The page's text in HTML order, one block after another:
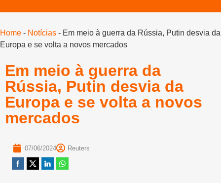
Home - Notícias - Em meio à guerra da Rússia, Putin desvia da
Europa e se volta a novos mercados
Em meio à guerra da
Rússia, Putin desvia da
Europa e se volta a novos
mercados
07/06/2024 Reuters